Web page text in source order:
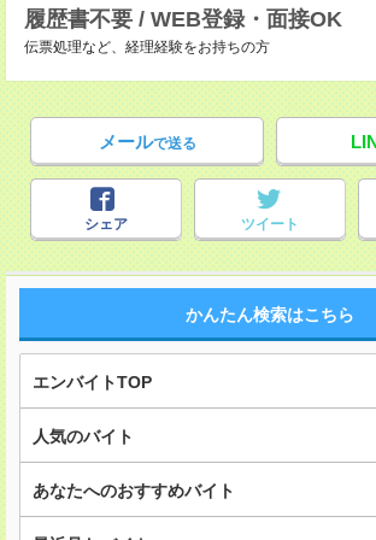
履歴書不要 / WEB登録・面接OK
伝票処理など、経理経験をお持ちの方
メールで送る
シェア ツイート
かんたん検索はこちら
エンバイトTOP
人気のバイト
あなたへのおすすめバイト